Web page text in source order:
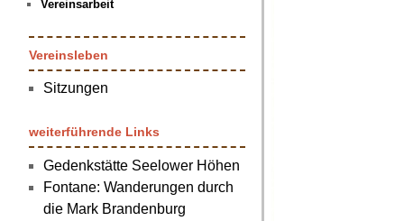
Vereinsarbeit
Vereinsleben
Sitzungen
weiterführende Links
Gedenkstätte Seelower Höhen
Fontane: Wanderungen durch
die Mark Brandenburg